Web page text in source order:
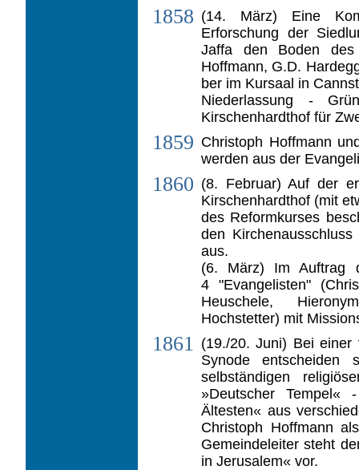
1858 (14. März) Eine
Erforschung der
Jaffa den Boden
Hoffmann, G.D.
ber im Kursaal in
Niederlassung -
Kirschenhardthof für
1859 Christoph Hoffmann
werden aus der
1860 (8. Februar) Auf der
Kirschenhardthof (mit
des Reformkurses
den
aus.
(6. März) Im Auftrag
4 "Evangelisten"
Heuschele,
Hochstetter) mit
1861 (19./20. Juni) Bei einer
Synode
selbständigen
»Deutscher
Ältesten« aus
Christoph Hoffmann
Gemeindeleiter steht
in Jerusalem« vor.